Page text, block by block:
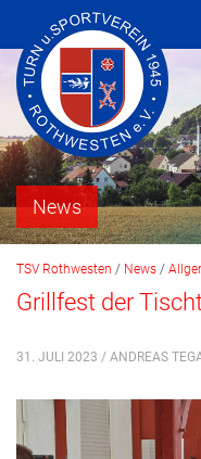
News
TSV Rothwesten / News /
Grillfest der
31. JULI 2023 / ANDREAS